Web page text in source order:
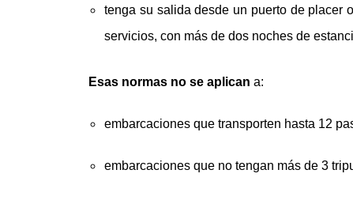
tenga su salida desde un puerto de placer
servicios, con más de dos noches de
Esas normas no se aplican a:
embarcaciones que transporten hasta 12
embarcaciones que no tengan más de 3